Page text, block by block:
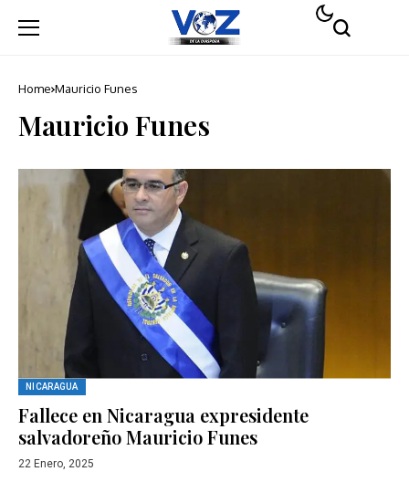
Home Mauricio Funes
Mauricio Funes
NICARAGUA
Fallece en Nicaragua expresidente
salvadoreño Mauricio Funes
22 Enero, 2025